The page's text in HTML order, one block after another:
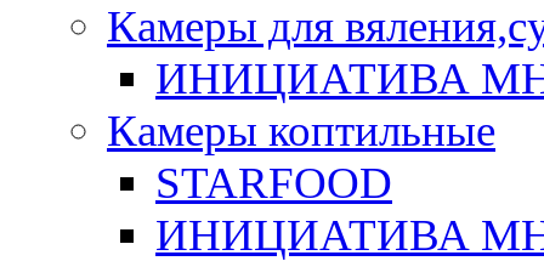
Камеры для
ИНИЦИАТИВА
Камеры коптильные
STARFOOD
ИНИЦИАТИВА